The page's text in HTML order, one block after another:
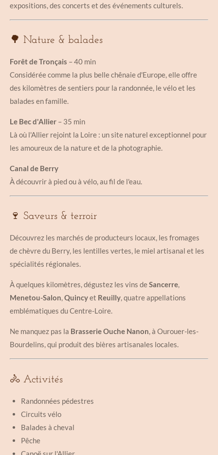
expositions, des concerts et des événements culturels.
🌳 Nature & balades
Forêt de Tronçais – 40 min
Considérée comme la plus belle chênaie d'Europe, elle offre
des kilomètres de sentiers pour la randonnée, le vélo et les
balades en famille.
Le Bec d'Allier – 35 min
Là où l'Allier rejoint la Loire : un site naturel exceptionnel pour
les amoureux de la nature et de la photographie.
Canal de Berry
À découvrir à pied ou à vélo, au fil de l'eau.
🍷 Saveurs & terroir
Découvrez les marchés de producteurs locaux, les fromages
de chèvre du Berry, les lentilles vertes, le miel artisanal et les
spécialités régionales.
À quelques kilomètres, dégustez les vins deSancerre,
Menetou-Salon,Quincyet Reuilly, quatre appellations
emblématiques du Centre-Loire.
Ne manquez pas la Brasserie Ouche Nanon, à Ourouer-les-
Bourdelins, qui produit des bières artisanales locales.
🚴 Activités
Randonnées pédestres
Circuits vélo
Balades à cheval
Pêche